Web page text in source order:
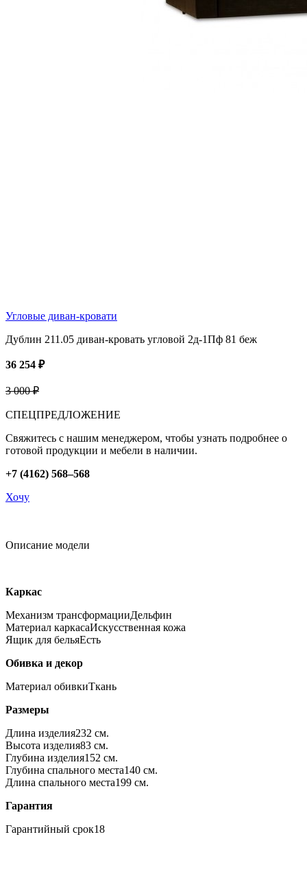
Угловые диван-кровати
Дублин 211.05 диван-кровать угловой 2д-1Пф 81 беж
36 254 ₽
3 000 ₽
СПЕЦПРЕДЛОЖЕНИЕ
Свяжитесь с нашим менеджером, чтобы узнать подробнее о
готовой продукции и мебели в наличии.
+7 (4162) 568–568
Хочу
Описание модели
Каркас
Механизм трансформацииДельфин
Материал каркасаИскусственная кожа
Ящик для бельяЕсть
Обивка и декор
Материал обивкиТкань
Размеры
Длина изделия232 см.
Высота изделия83 см.
Глубина изделия152 см.
Глубина спального места140 см.
Длина спального места199 см.
Гарантия
Гарантийный срок18